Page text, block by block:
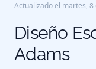
Actualizado el martes, 8
Diseño
Adams